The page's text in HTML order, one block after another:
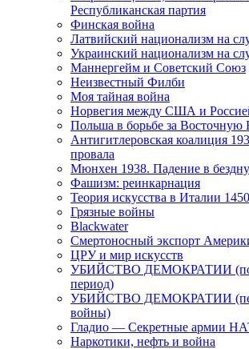
Республиканская партия
Финская война
Латвийский национализм на
Украинский национализм на
Маннергейм и Советский Союз
Неизвестный Филби
Моя тайная война
Норвегия между США и
Польша в борьбе за Восточную
Антигитлеровская коалиция
провала
Мюнхен 1938. Падение в
Фашизм: реинкарнация
Теория искусства в Италии
Грязные войны
Blackwater
Смертоносный экспорт
ЦРУ и мир искусств
УБИЙСТВО ДЕМОКРАТИИ
период)
УБИЙСТВО ДЕМОКРАТИИ
войны)
Гладио — Секретные армии
Наркотики, нефть и война